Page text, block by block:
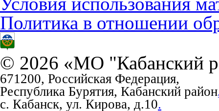
Политика в отношении
© 2026 «МО "Кабанский
671200, Российская Федерация,
Республика Бурятия, Кабанский район
с. Кабанск, ул. Кирова, д.10.